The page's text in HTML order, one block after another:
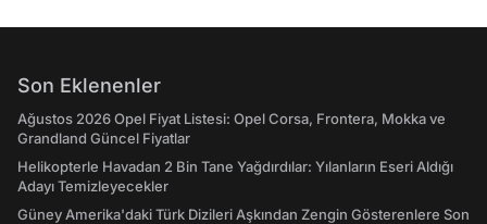
Son Eklenenler
Ağustos 2026 Opel Fiyat Listesi: Opel Corsa, Frontera, Mokka ve
Grandland Güncel Fiyatlar
Helikopterle Havadan 2 Bin Tane Yağdırdılar: Yılanların Eseri Aldığı
Adayı Temizleyecekler
Güney Amerika'daki Türk Dizileri Aşkından Zengin Gösterenlere Son